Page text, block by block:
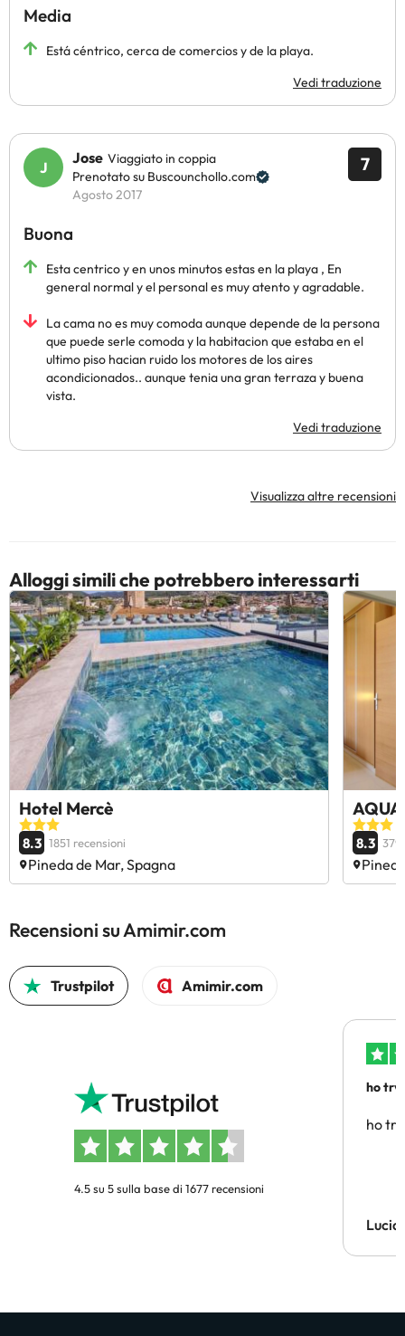
Media
Está céntrico, cerca de comercios y de la playa.
Vedi traduzione
7
Jose Viaggiato in coppia
Prenotato su Buscounchollo.com
Agosto 2017
Buona
Esta centrico y en unos minutos estas en la playa , En
general normal y el personal es muy atento y agradable.
La cama no es muy comoda aunque depende de la persona
que puede serle comoda y la habitacion que estaba en el
ultimo piso hacian ruido los motores de los aires
acondicionados.. aunque tenia una gran terraza y buena
vista.
Vedi traduzione
Visualizza altre recensioni
Alloggi simili che potrebbero interessarti
Hotel Mercè
8.3 1851 recensioni
Pineda de Mar, Spagna
8.3 379
Recensioni su Amimir.com
Trustpilot Amimir.com
4.5 su 5 sulla base di 1677 recensioni
ho
ho
Lucia